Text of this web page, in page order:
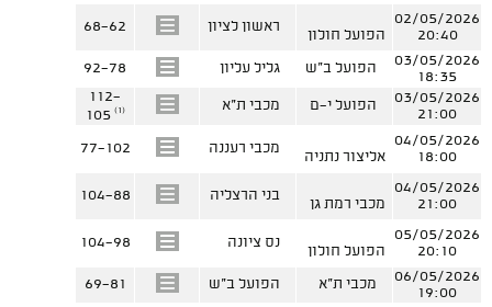
02/05/2026
20:40
הפועל חולון
ראשון לציון 68-62
03/05/2026
18:35
הפועל ב"ש גליל עליון
92-78
03/05/2026
21:00
הפועל י-ם מכבי ת"א
112-
105 (1)
04/05/2026
18:00
אליצור נתניה
מכבי רעננה 77-102
04/05/2026
21:00
מכבי רמת גן
בני הרצליה 104-88
05/05/2026
20:10
הפועל חולון
נס ציונה 104-98
06/05/2026
19:00
מכבי ת"א הפועל ב"ש 69-81